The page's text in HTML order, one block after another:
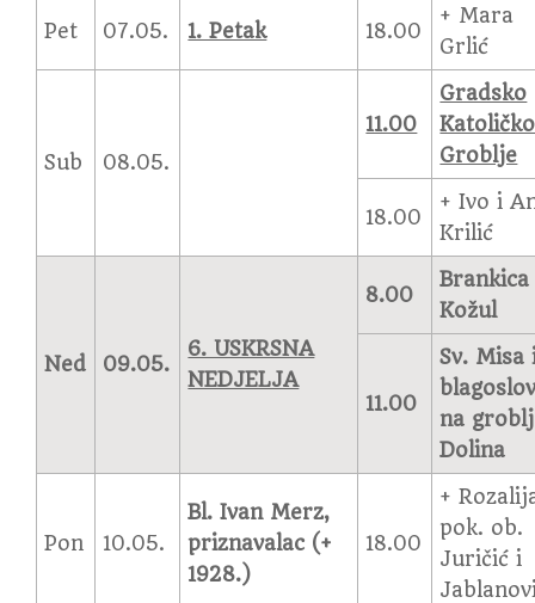
Pet 07.05. 1. Petak 18.00
+ Mara
Grlić
Sub 08.05.
11.00
Gradsko
Katoličko
Groblje
18.00
+ Ivo i
Krilić
Ned 09.05.
6. USKRSNA
NEDJELJA
8.00
Brankica
Kožul
11.00
Sv. Misa
na
Dolina
Pon 10.05.
Bl. Ivan Merz,
priznavalac (+
1928.)
18.00
+
pok. ob.
Juričić i